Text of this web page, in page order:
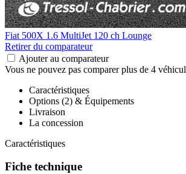
Fiat 500X 1.6 MultiJet 120 ch Lounge
Retirer du comparateur
Ajouter au comparateur
Vous ne pouvez pas comparer plus de 4
Caractéristiques
Options (2) & Équipements
Livraison
La concession
Caractéristiques
Fiche technique